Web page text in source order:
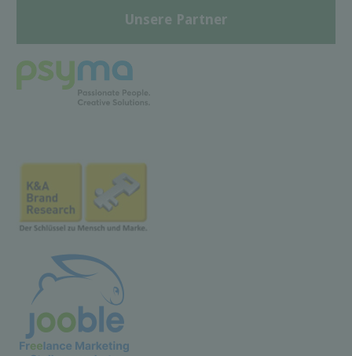
Unsere Partner